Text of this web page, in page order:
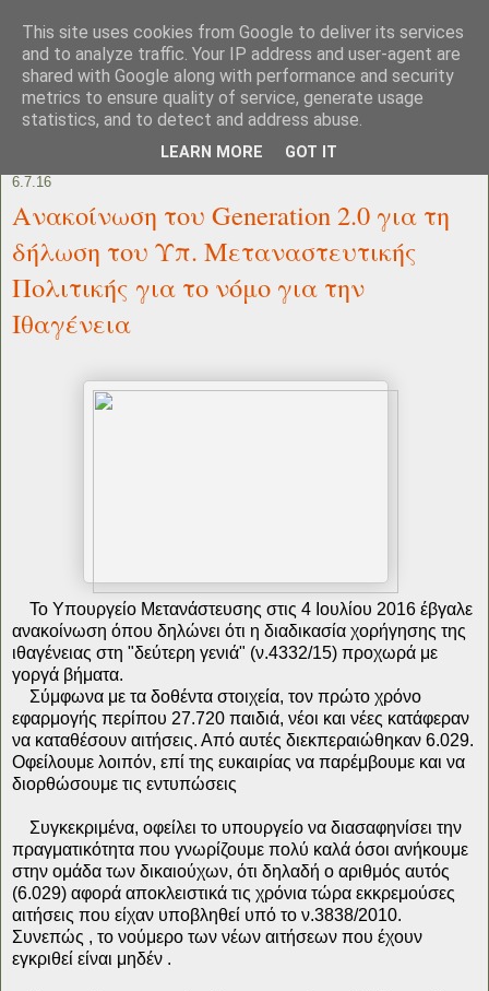
6.7.16
Ανακοίνωση του Generation 2.0 για τη
δήλωση του Υπ. Μεταναστευτικής
Πολιτικής για το νόμο για την
Ιθαγένεια
Το Υπουργείο Μετανάστευσης στις 4 Ιουλίου 2016 έβγαλε
ανακοίνωση όπου δηλώνει ότι η διαδικασία χορήγησης της
ιθαγένειας στη "δεύτερη γενιά" (ν.4332/15) προχωρά με
γοργά βήματα.
Σύμφωνα με τα δοθέντα στοιχεία, τον πρώτο χρόνο
εφαρμογής περίπου 27.720 παιδιά, νέοι και νέες κατάφεραν
να καταθέσουν αιτήσεις. Από αυτές διεκπεραιώθηκαν 6.029.
Οφείλουμε λοιπόν, επί της ευκαιρίας να παρέμβουμε και να
διορθώσουμε τις εντυπώσεις
Συγκεκριμένα, οφείλει το υπουργείο να διασαφηνίσει την
πραγματικότητα που γνωρίζουμε πολύ καλά όσοι ανήκουμε
στην ομάδα των δικαιούχων, ότι δηλαδή ο αριθμός αυτός
(6.029) αφορά αποκλειστικά τις χρόνια τώρα εκκρεμούσες
αιτήσεις που είχαν υποβληθεί υπό το ν.3838/2010.
Συνεπώς , το νούμερο των νέων αιτήσεων που έχουν
εγκριθεί είναι μηδέν .
This site uses cookies from Google to deliver its services
and to analyze traffic. Your IP address and user-agent are
shared with Google along with performance and security
metrics to ensure quality of service, generate usage
statistics, and to detect and address abuse.
LEARN MORE GOT IT